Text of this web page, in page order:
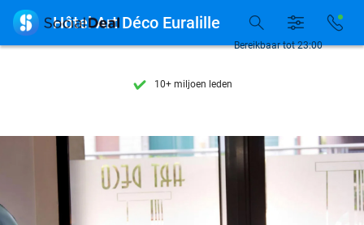
7 dagen per week beschikbaar
7 dagen per week beschikbaar
10+ miljoen leden
Bereikbaar tot 23:00
 Hôtel Art Déco Euralille